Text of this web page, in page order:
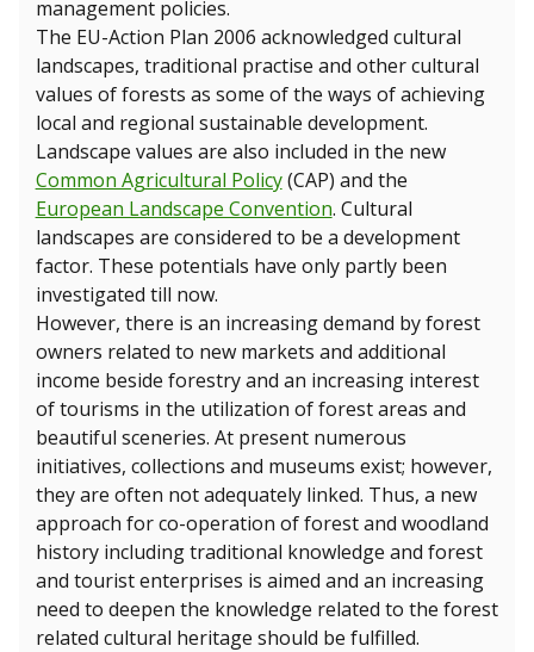
management policies.
The EU-Action Plan 2006 acknowledged cultural
landscapes, traditional practise and other cultural
values of forests as some of the ways of achieving
local and regional sustainable development.
Landscape values are also included in the new
Common Agricultural Policy(CAP) and the
European Landscape Convention. Cultural
landscapes are considered to be a development
factor. These potentials have only partly been
investigated till now.
However, there is an increasing demand by forest
owners related to new markets and additional
income beside forestry and an increasing interest
of tourisms in the utilization of forest areas and
beautiful sceneries. At present numerous
initiatives, collections and museums exist; however,
they are often not adequately linked. Thus, a new
approach for co-operation of forest and woodland
history including traditional knowledge and forest
and tourist enterprises is aimed and an increasing
need to deepen the knowledge related to the forest
related cultural heritage should be fulfilled.